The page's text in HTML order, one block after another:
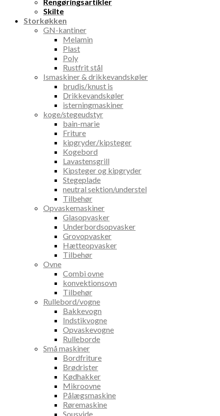
Skilte
Storkøkken
GN-kantiner
Melamin
Plast
Poly
Rustfrit stål
Ismaskiner & drikkevandskøler
brudis/knust is
Drikkevandskøler
isterningmaskiner
koge/stegeudstyr
bain-marie
Friture
kipgryder/kipsteger
Kogebord
Lavastensgrill
Kipsteger og kipgryder
Stegeplade
neutral sektion/understel
Tilbehør
Opvaskemaskiner
Glasopvasker
Underbordsopvasker
Grovopvasker
Hætteopvasker
Tilbehør
Ovne
Combi ovne
konvektionsovn
Tilbehør
Rullebord/vogne
Bakkevogn
Indstikvogne
Opvaskevogne
Rulleborde
Små maskiner
Bordfriture
Brødrister
Kødhakker
Mikroovne
Pålægsmaskine
Røremaskine
Sousvide